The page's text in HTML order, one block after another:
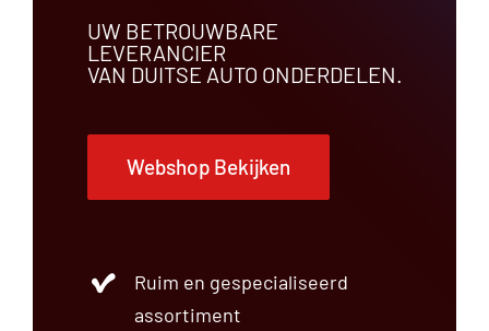
UW BETROUWBARE
LEVERANCIER
VAN DUITSE AUTO ONDERDELEN.
Webshop Bekijken
Ruim en gespecialiseerd
assortiment